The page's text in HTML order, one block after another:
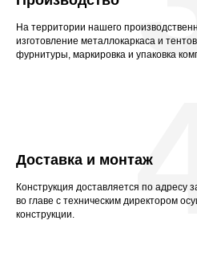
На территории нашего
изготовление металлокаркаса и
фурнитуры, маркировка и упаковка
Доставка и монтаж
Конструкция доставляется по адресу
во главе с техническим директором
конструкции.